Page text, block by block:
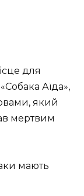
для
Аїда»,
який
мертвим
мають